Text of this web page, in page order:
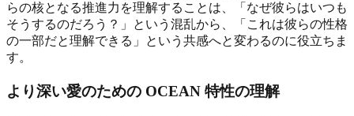
らの核となる推進力を理解することは、「なぜ彼らはいつも
そうするのだろう？」という混乱から、「これは彼らの性格
の一部だと理解できる」という共感へと変わるのに役立ちま
す。
より深い愛のための OCEAN 特性の理解